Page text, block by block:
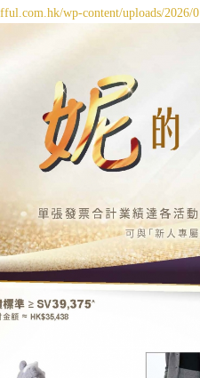
wp-content/uploads/2026/